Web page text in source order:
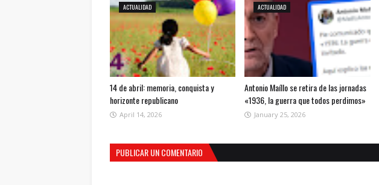
ACTUALIDAD
14 de abril: memoria, conquista y
horizonte republicano
April 14, 2026
ACTUALIDAD
Antonio Maíllo se retira de las jornadas
«1936, la guerra que todos perdimos»
January 25, 2026
PUBLICAR UN COMENTARIO